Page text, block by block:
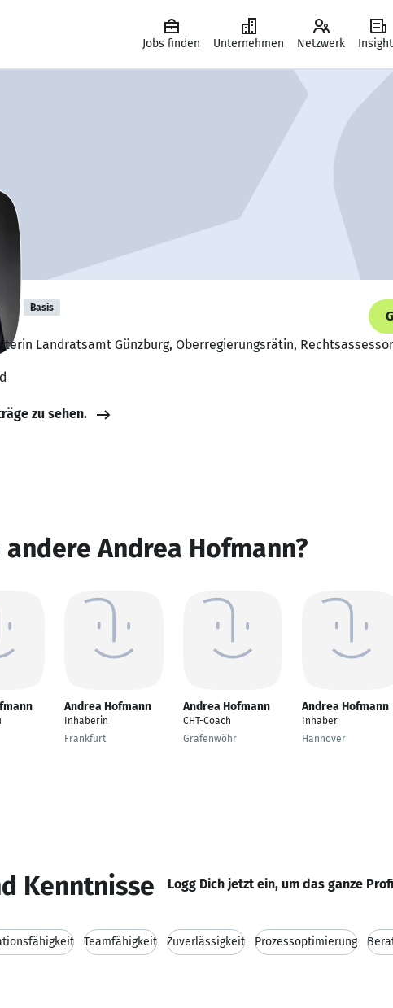
Jobs finden Unternehmen Netzwerk
Basis
Landratsamt Günzburg, Oberregierungsrätin,
zu sehen.
Andrea Hofmann?
Andrea Hofmann
Inhaberin
Frankfurt
Andrea Hofmann
CHT-Coach
Grafenwöhr
Andrea Hofmann
Inhaber
Hannover
Kenntnisse Logg Dich jetzt ein, um das ganze
Teamfähigkeit Zuverlässigkeit Prozessoptimierung